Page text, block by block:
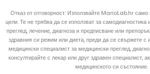
Отказ от отговорност: Използвайте MarioLab.hr
цели. Те не трябва да се използват за
преглед, лечение, диагноза и предписване или
здравния си режим или диета, преди да се свържете с
медицински специалист за медицински преглед,
консултирайте с лекар или друг здравен специалист,
медицинското си състояние.